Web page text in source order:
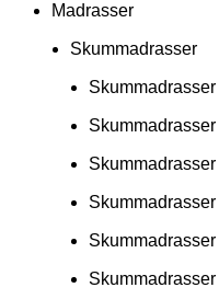
Madrasser
Skummadrasser